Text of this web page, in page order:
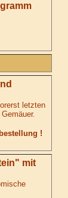
letzten
!
mit